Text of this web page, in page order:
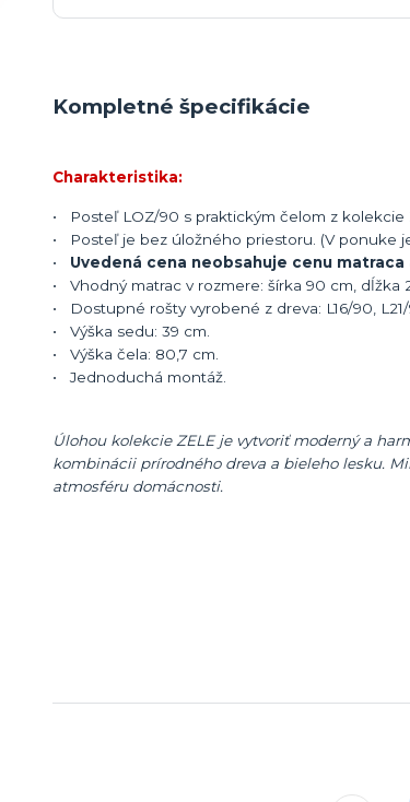
Kompletné špecifikácie
Charakteristika:
• Posteľ LOZ/90 s praktickým čelom z kolekcie
• Posteľ je bez úložného priestoru. (V ponuke
• Uvedená cena neobsahuje cenu matraca
• Vhodný matrac v rozmere: šírka 90 cm, dĺžka
• Dostupné rošty vyrobené z dreva: L16/90,
• Výška sedu: 39 cm.
• Výška čela: 80,7 cm.
• Jednoduchá montáž.
Úlohou kolekcie ZELE je vytvoriť moderný a
kombinácii prírodného dreva a bieleho lesku.
atmosféru domácnosti.